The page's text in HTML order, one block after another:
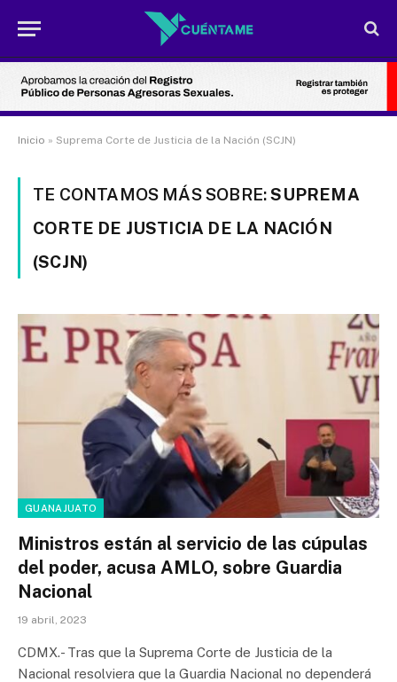
Inicio » Suprema Corte de Justicia de la Nación (SCJN)
TE CONTAMOS MÁS SOBRE:SUPREMA
CORTE DE JUSTICIA DE LA NACIÓN
(SCJN)
GUANAJUATO
Ministros están al servicio de las cúpulas
del poder, acusa AMLO, sobre Guardia
Nacional
19 abril, 2023
CDMX.- Tras que la Suprema Corte de Justicia de la
Nacional resolviera que la Guardia Nacional no dependerá